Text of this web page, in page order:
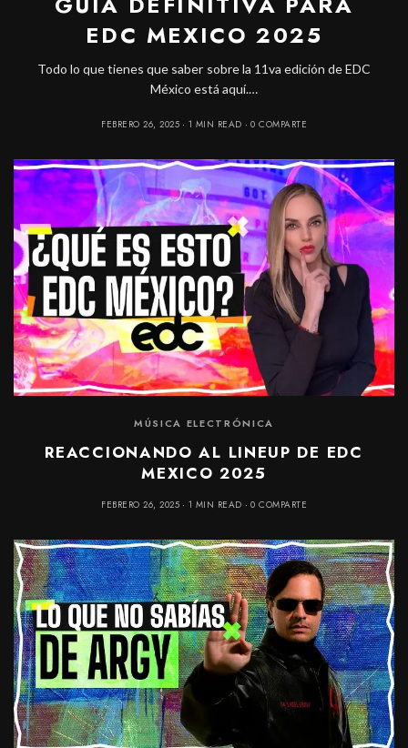
EDC MEXICO 2025
Todo lo que tienes que saber sobre la 11va edición de EDC
México está aquí.…
FEBRERO 26, 2025 1 MIN READ 0 COMPARTE
MÚSICA ELECTRÓNICA
REACCIONANDO AL LINEUP DE EDC
MEXICO 2025
FEBRERO 26, 2025 1 MIN READ 0 COMPARTE